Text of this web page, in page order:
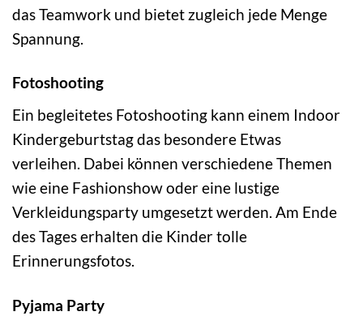
das Teamwork und bietet zugleich jede Menge
Spannung.
Fotoshooting
Ein begleitetes Fotoshooting kann einem Indoor
Kindergeburtstag das besondere Etwas
verleihen. Dabei können verschiedene Themen
wie eine Fashionshow oder eine lustige
Verkleidungsparty umgesetzt werden. Am Ende
des Tages erhalten die Kinder tolle
Erinnerungsfotos.
Pyjama Party